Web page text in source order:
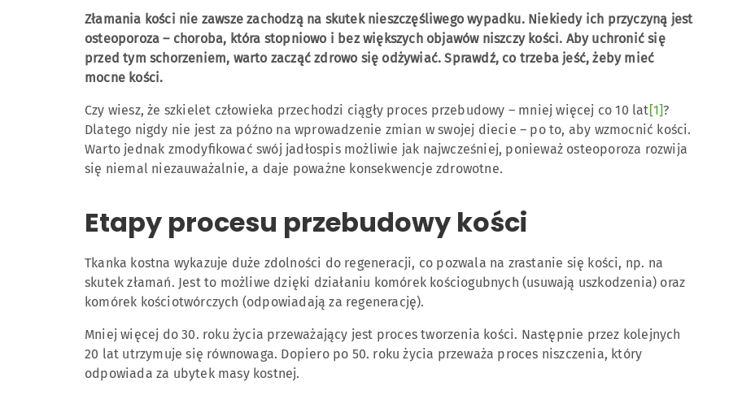
Czynniki niesprzyjające kościom
Co trzeba jeść, żeby mieć mocne kości?
Wapń
Witamina K
Złamania kości nie zawsze zachodzą na skutek nieszczęśliwego wypadku. Niekiedy ich przyczyną jest
osteoporoza – choroba, która stopniowo i bez większych objawów niszczy kości. Aby uchronić się
przed tym schorzeniem, warto zacząć zdrowo się odżywiać. Sprawdź, co trzeba jeść, żeby mieć
mocne kości.
Czy wiesz, że szkielet człowieka przechodzi ciągły proces przebudowy – mniej więcej co 10 lat[1]?
Dlatego nigdy nie jest za późno na wprowadzenie zmian w swojej diecie – po to, aby wzmocnić kości.
Warto jednak zmodyfikować swój jadłospis możliwie jak najwcześniej, ponieważ osteoporoza rozwija
się niemal niezauważalnie, a daje poważne konsekwencje zdrowotne.
Etapy procesu przebudowy kości
Tkanka kostna wykazuje duże zdolności do regeneracji, co pozwala na zrastanie się kości, np. na
skutek złamań. Jest to możliwe dzięki działaniu komórek kościogubnych (usuwają uszkodzenia) oraz
komórek kościotwórczych (odpowiadają za regenerację).
Mniej więcej do 30. roku życia przeważający jest proces tworzenia kości. Następnie przez kolejnych
20 lat utrzymuje się równowaga. Dopiero po 50. roku życia przeważa proces niszczenia, który
odpowiada za ubytek masy kostnej.